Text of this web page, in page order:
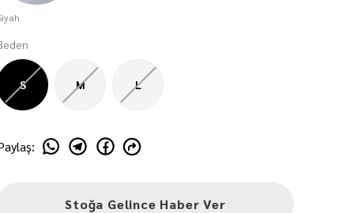
S M L
:
Stoğa Gelince Haber Ver